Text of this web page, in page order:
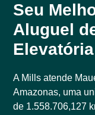
Seu
Aluguel
A Mills atende
Amazonas, uma
de 1.558.706,127